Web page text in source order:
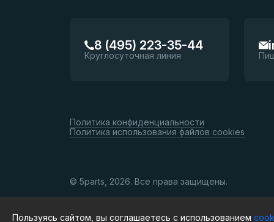
8 (495) 223-35-44
Круглосуточная линия
Политика конфиденциальности
Политика использования файлов cookies
© 5parts, 2026. Все права защищены.
Пользуясь сайтом, вы соглашаетесь с использованием